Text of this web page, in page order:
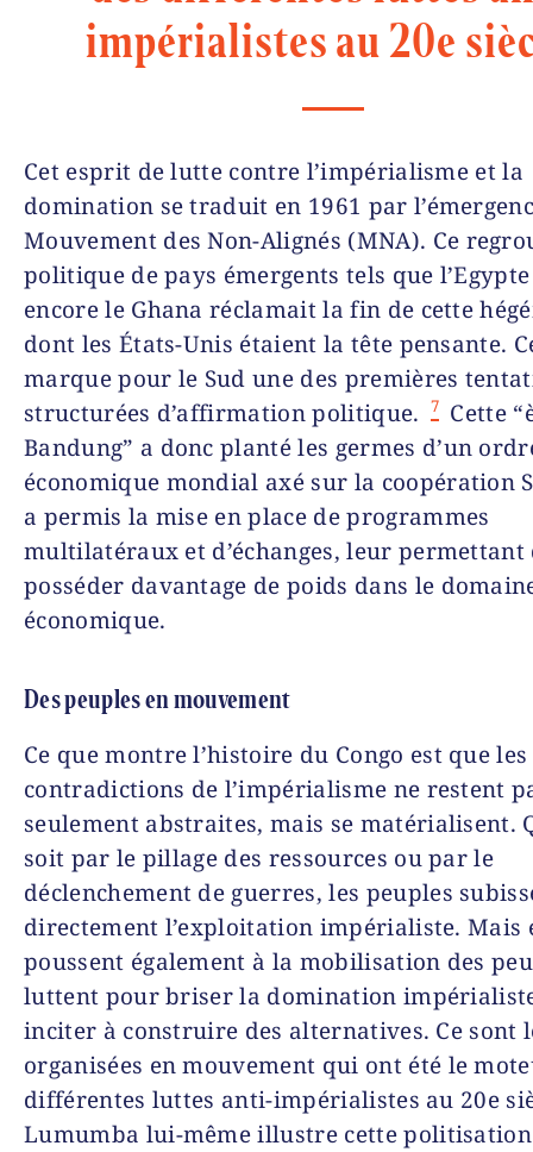
impérialistes au 20e
Cet esprit de lutte contre l’impérialisme et la
domination se traduit en 1961 par
Mouvement des Non-Alignés (MNA). Ce
politique de pays émergents tels que
encore le Ghana réclamait la fin de cette
dont les États-Unis étaient la tête pensante.
marque pour le Sud une des premières
structurées d’affirmation politique.
7 Cette
Bandung” a donc planté les germes d’un
économique mondial axé sur la coopération
a permis la mise en place de programmes
multilatéraux et d’échanges, leur permettant
posséder davantage de poids dans le
économique.
Des peuples en mouvement
Ce que montre l’histoire du Congo est que les
contradictions de l’impérialisme ne restent
seulement abstraites, mais se matérialisent.
soit par le pillage des ressources ou par le
déclenchement de guerres, les peuples
directement l’exploitation impérialiste. Mais
poussent également à la mobilisation des
luttent pour briser la domination
inciter à construire des alternatives. Ce sont
organisées en mouvement qui ont été le
différentes luttes anti-impérialistes au 20e
Lumumba lui-même illustre cette politisation